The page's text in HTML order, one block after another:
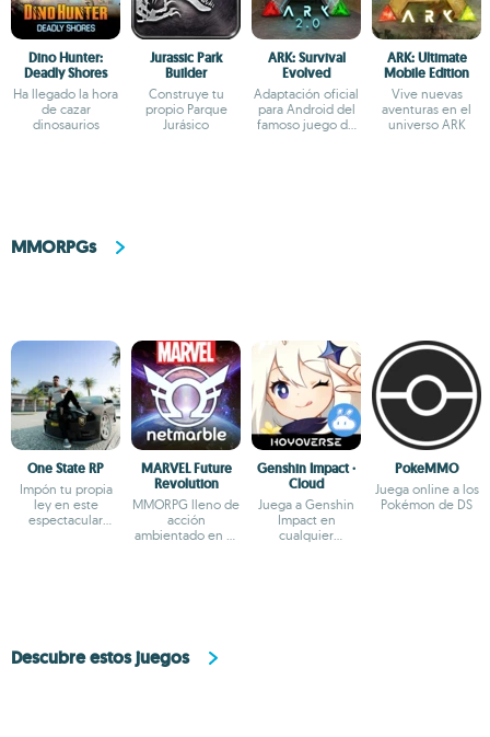
Dino Hunter:
Deadly Shores
Ha llegado la hora
de cazar
dinosaurios
Jurassic Park
Builder
Construye tu
propio Parque
Jurásico
ARK: Survival
Evolved
Adaptación oficial
para Android del
famoso juego de
ARK: Ultimate
Mobile Edition
Vive nuevas
aventuras en el
universo ARK
MMORPGs
One State RP
Impón tu propia
ley en este
espectacular
MARVEL Future
Revolution
MMORPG lleno de
acción
ambientado en el
Genshin Impact ·
Cloud
Juega a Genshin
Impact en
cualquier
PokeMMO
Juega online a los
Pokémon de DS
Descubre estos juegos